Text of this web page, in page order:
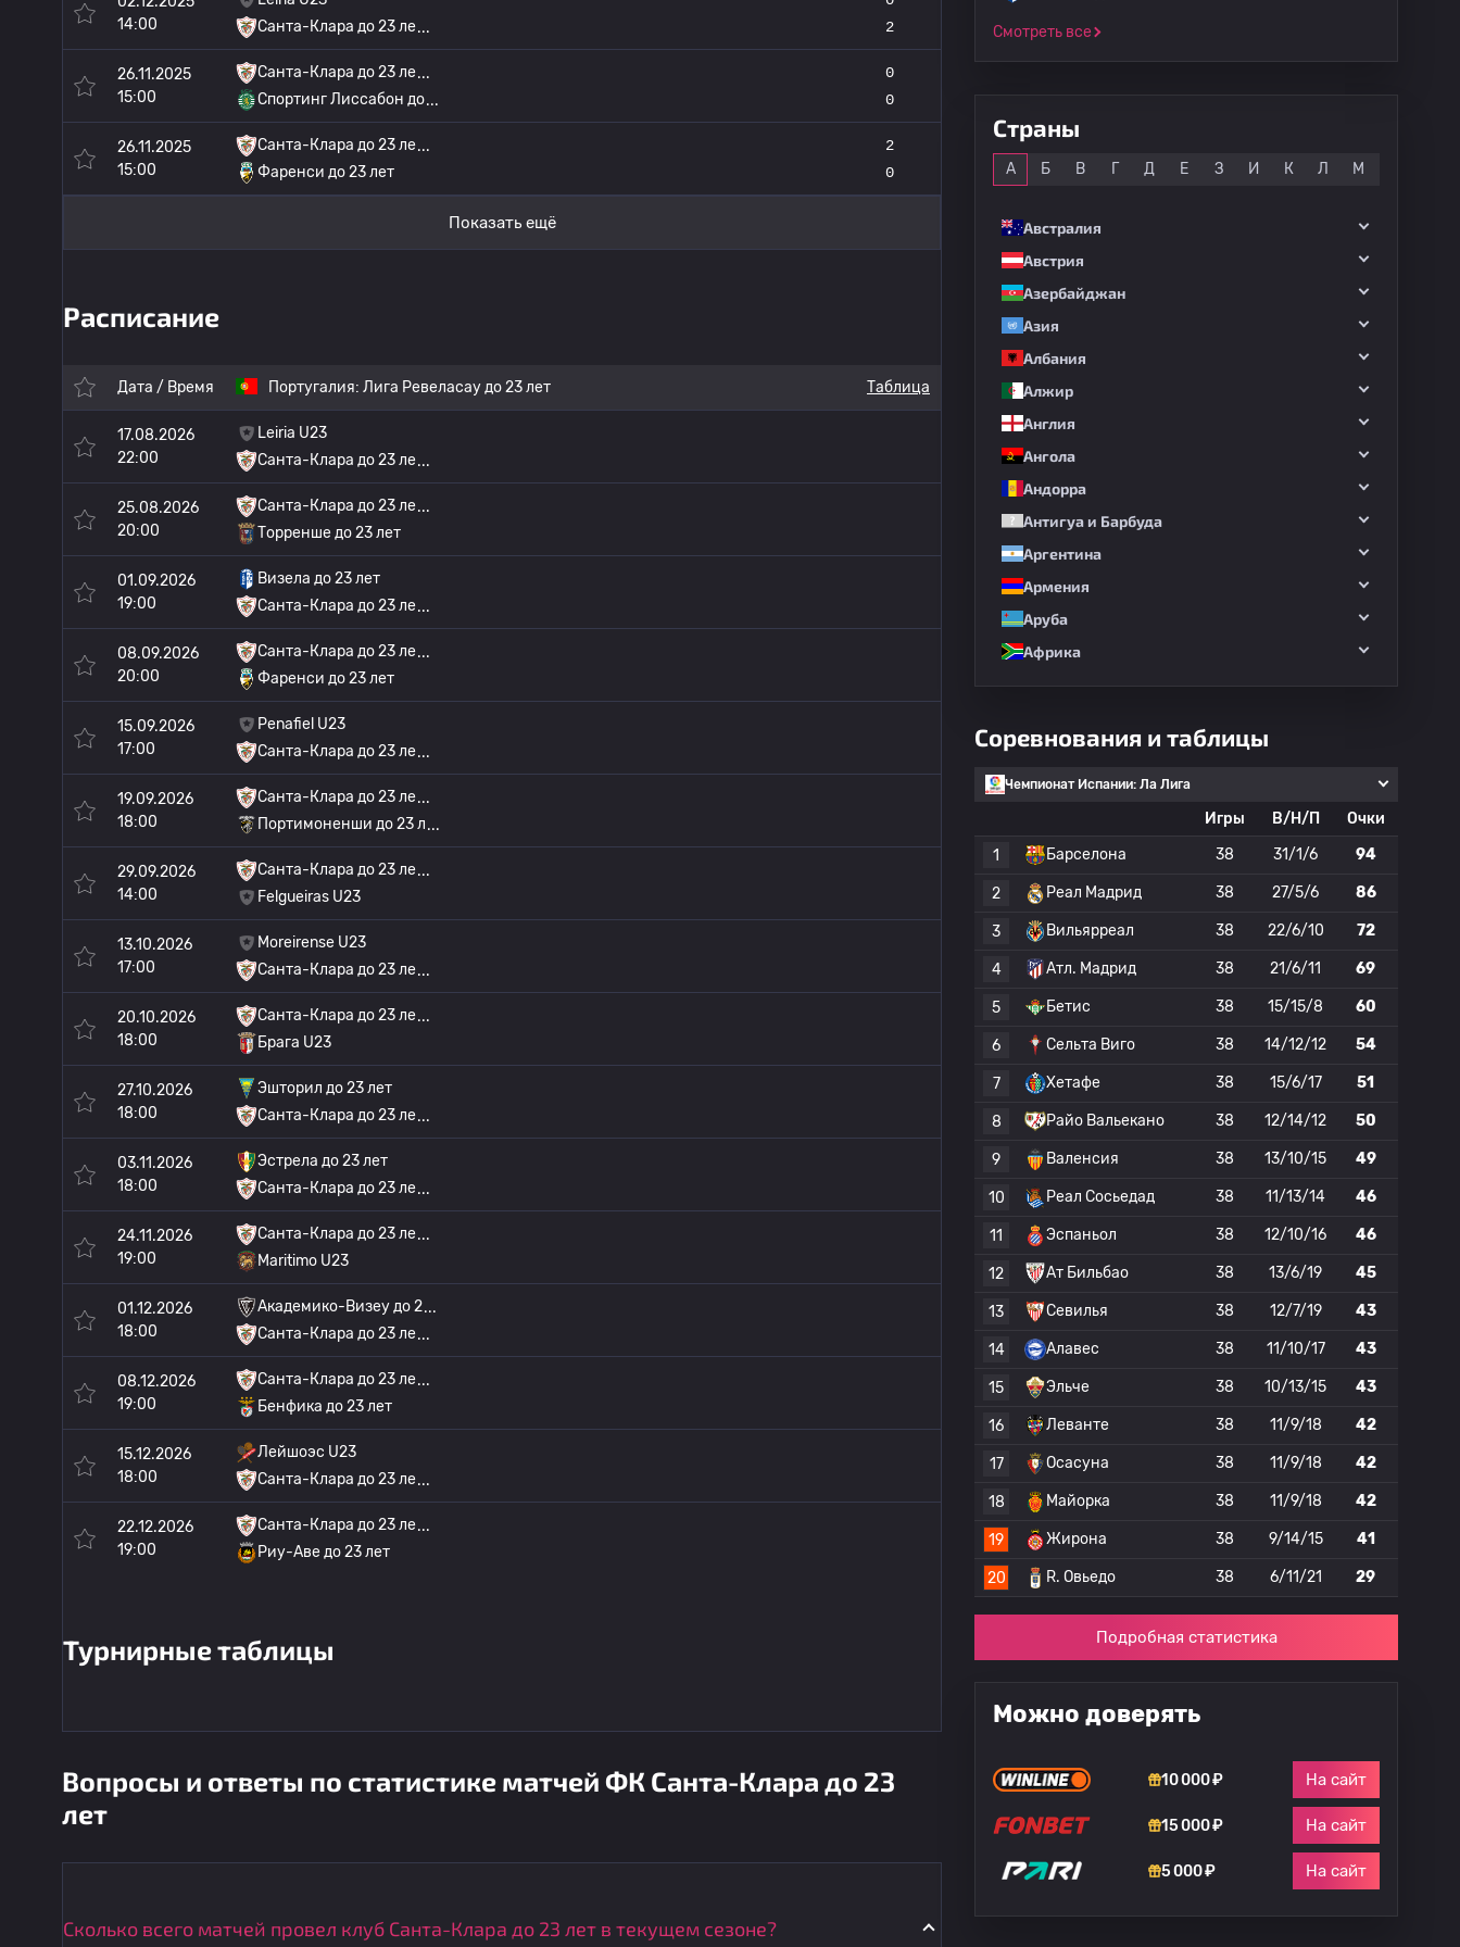
14:00
Санта-Клара до 23 ле
2
26.11.2025
15:00
Санта-Клара до 23 ле
Спортинг Лиссабон до
0
0
26.11.2025
15:00
Санта-Клара до 23 ле
Фаренси до 23 лет
2
0
Показать ещё
Расписание
Дата / Время Португалия: Лига Ревеласау до 23 лет Таблица
17.08.2026
22:00
Leiria U23
Санта-Клара до 23 ле
25.08.2026
20:00
Санта-Клара до 23 ле
Торренше до 23 лет
01.09.2026
19:00
Визела до 23 лет
Санта-Клара до 23 ле
08.09.2026
20:00
Санта-Клара до 23 ле
Фаренси до 23 лет
15.09.2026
17:00
Penafiel U23
Санта-Клара до 23 ле
19.09.2026
18:00
Санта-Клара до 23 ле
Портимоненши до 23 л
29.09.2026
14:00
Санта-Клара до 23 ле
Felgueiras U23
13.10.2026
17:00
Moreirense U23
Санта-Клара до 23 ле
20.10.2026
18:00
Санта-Клара до 23 ле
Брага U23
27.10.2026
18:00
Эшторил до 23 лет
Санта-Клара до 23 ле
03.11.2026
18:00
Эстрела до 23 лет
Санта-Клара до 23 ле
24.11.2026
19:00
Санта-Клара до 23 ле
Maritimo U23
01.12.2026
18:00
Академико-Визеу до 2
Санта-Клара до 23 ле
08.12.2026
19:00
Санта-Клара до 23 ле
Бенфика до 23 лет
15.12.2026
18:00
Лейшоэс U23
Санта-Клара до 23 ле
22.12.2026
19:00
Санта-Клара до 23 ле
Риу-Аве до 23 лет
Турнирные таблицы
Вопросы и ответы по статистике матчей ФК Санта-Клара до 23
лет
Сколько всего матчей провел клуб Санта-Клара до 23 лет в текущем сезоне?
Смотреть все
Страны
А Б В Г Д Е З И К Л М
Австралия
Австрия
Азербайджан
Азия
Албания
Алжир
Англия
Ангола
Андорра
Антигуа и Барбуда
Аргентина
Армения
Аруба
Африка
Соревнования и таблицы
Чемпионат Испании: Ла Лига
Игры В/Н/П
Очки
1
Барселона 38 31/1/6 94
2 Реал Мадрид 38 27/5/6 86
3 Вильярреал 38 22/6/10 72
4 Атл. Мадрид 38 21/6/11 69
5 Бетис 38 15/15/8 60
6 Сельта Виго 38 14/12/12 54
7 Хетафе 38 15/6/17 51
8 Райо Вальекано 38 12/14/12 50
9 Валенсия 38 13/10/15 49
10 Реал Сосьедад 38 11/13/14 46
11 Эспаньол 38 12/10/16 46
12 Ат Бильбао 38 13/6/19 45
13 Севилья 38 12/7/19 43
14 Алавес 38 11/10/17 43
15 Эльче 38 10/13/15 43
16 Леванте 38 11/9/18 42
17 Осасуна 38 11/9/18 42
18 Майорка 38 11/9/18 42
19 Жирона 38 9/14/15 41
20 R. Овьедо 38 6/11/21 29
Подробная статистика
Можно доверять
10 000 ₽ На сайт
15 000 ₽ На сайт
5 000 ₽ На сайт